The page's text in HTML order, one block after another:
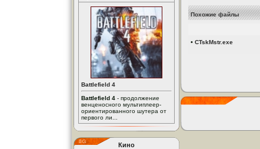
Battlefield 4
Battlefield 4 - продолжение
венценосного мультиплеер-
ориентированного шутера от
первого ли...
Кино
Похожие файлы
• CTskMstr.exe